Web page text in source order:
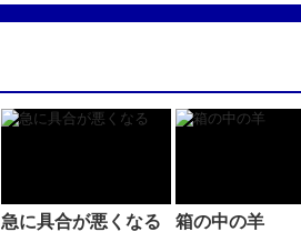
急に具合が悪くなる 箱の中の羊